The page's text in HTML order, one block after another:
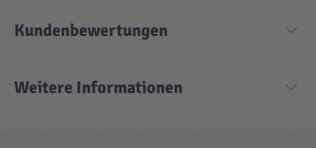
Seltene Artikel
LEGO® Blumen
Kundenbewertungen
Weitere Informationen